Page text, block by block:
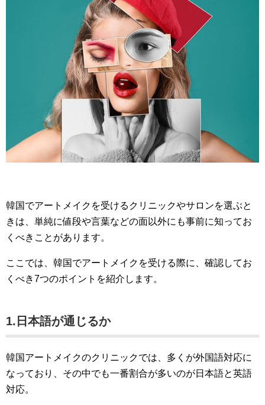
韓国でアートメイクを受けるクリニックやサロンを選ぶと
きは、単純に値段や言葉などの面以外にも事前に知ってお
くべきことがあります。
ここでは、韓国でアートメイクを受ける際に、確認してお
くべき7つのポイントを紹介します。
1.日本語が通じるか
韓国アートメイクのクリニックでは、多くが外国語対応に
なっており、その中でも一番割合が多いのが日本語と英語
対応。